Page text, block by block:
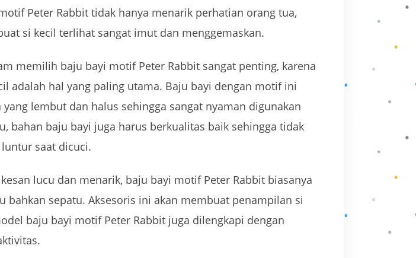
Peter Rabbit tidak hanya menarik perhatian orang tua,
si kecil terlihat sangat imut dan menggemaskan.
memilih baju bayi motif Peter Rabbit sangat penting, karena
adalah hal yang paling utama. Baju bayi dengan motif ini
lembut dan halus sehingga sangat nyaman digunakan
bahan baju bayi juga harus berkualitas baik sehingga tidak
saat dicuci.
lucu dan menarik, baju bayi motif Peter Rabbit biasanya
bahkan sepatu. Aksesoris ini akan membuat penampilan si
baju bayi motif Peter Rabbit juga dilengkapi dengan